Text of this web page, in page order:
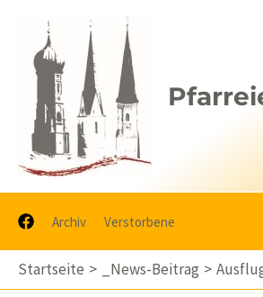
springen
Archiv Verstorbene
Startseite _News-Beitrag